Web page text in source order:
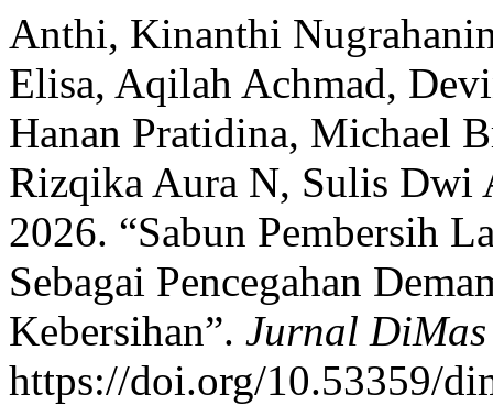
Anthi, Kinanthi
Elisa, Aqilah Achmad,
Hanan Pratidina, Michael
Rizqika Aura N, Sulis Dwi
2026. “Sabun Pembersih
Sebagai Pencegahan
Kebersihan”. Jurnal DiMas
https://doi.org/10.53359/